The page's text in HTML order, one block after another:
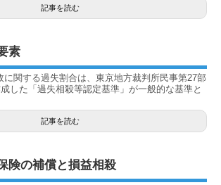
記事を読む
素
に関する過失割合は、東京地方裁判所民事第27部
した「過失相殺等認定基準」が一般的な基準と
記事を読む
険の補償と損益相殺